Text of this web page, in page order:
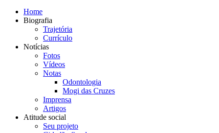
Home
Biografia
Trajetória
Currículo
Notícias
Fotos
Vídeos
Notas
Odontologia
Mogi das Cruzes
Imprensa
Artigos
Atitude social
Seu projeto